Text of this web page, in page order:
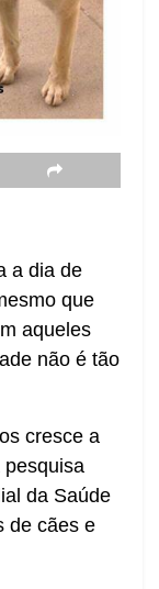
a dia de
que
aqueles
não é tão
cresce a
pesquisa
da Saúde
de cães e